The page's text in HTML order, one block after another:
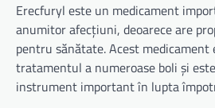
Erecfuryl este un medicament
anumitor afecțiuni, deoarece are
pentru sănătate. Acest
tratamentul a numeroase boli și
instrument important în lupta